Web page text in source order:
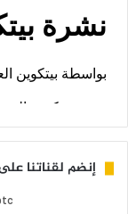
إنضم لقناتنا